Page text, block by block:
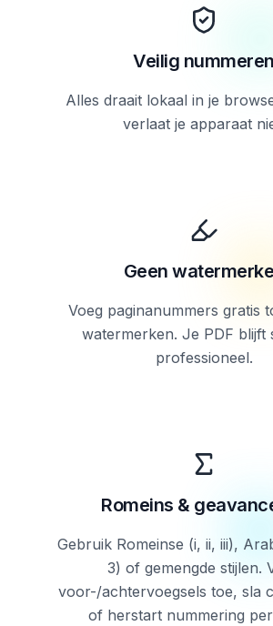
Veilig nummeren
Alles draait lokaal in je
verlaat je apparaat
Geen
Voeg paginanummers gratis
watermerken. Je PDF blijft
professioneel.
Romeins &
Gebruik Romeinse (i, ii, iii),
3) of gemengde stijlen.
voor-/achtervoegsels toe, sla
of herstart nummering